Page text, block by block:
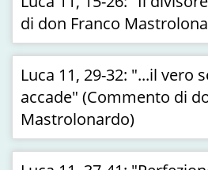
di don Franco
Luca 11, 29-32: "...il vero
accade" (Commento di
Mastrolonardo)